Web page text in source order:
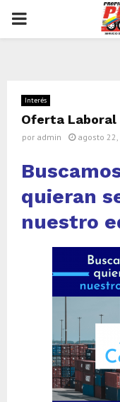
PRIMARY
Interés
Oferta Laboral
por admin agosto 22,
quieran
nuestro